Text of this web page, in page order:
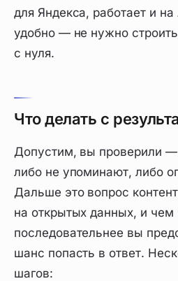
для Яндекса, работает и
удобно — не нужно
с нуля.
Что делать с
Допустим, вы проверили —
либо не упоминают, либо
Дальше это вопрос
на открытых данных, и чем
последовательнее вы
шанс попасть в ответ.
шагов: